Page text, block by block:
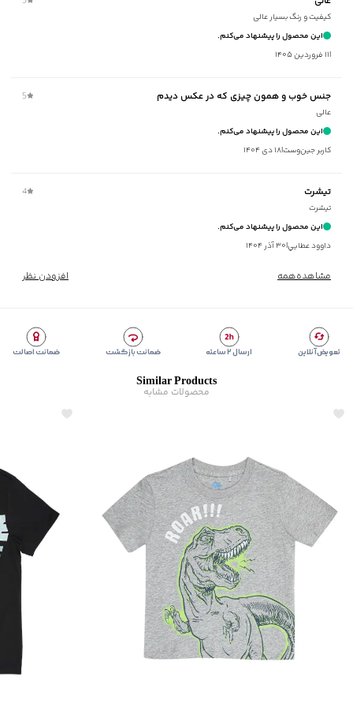
سایر توضیحات
برند: جوتی جینز
زیر گروه:تی شرت
شیوه‌برش
کیفیت و رنگ بسیار عالی
این محصول را پیشنهاد می‌کنم.
|۱۱ فروردین ۱۴۰۵
جنس خوب و همون چیزی که در عکس دیدم 5
عالی
این محصول را پیشنهاد می‌کنم.
کاربر جین‌وست|۱۸ دی ۱۴۰۴
تیشرت 4
تیشرت
این محصول را پیشنهاد می‌کنم.
داوود عطايي|۳۰ آذر ۱۴۰۴
مشاهده‌همه افزودن نظر
تعویض آنلاین ارسال ۲ ساعته ضمانت بازگشت ضمانت اصالت
Similar Products
محصولات مشابه